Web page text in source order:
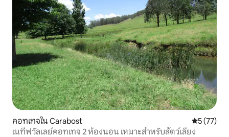
คอทเทจใน Carabost คะแนนเฉลี่
5 (77)
เนทีฟวัลเลย์คอทเทจ 2 ห้องนอน เหมาะสำหรับสัตว์เลี้ยง